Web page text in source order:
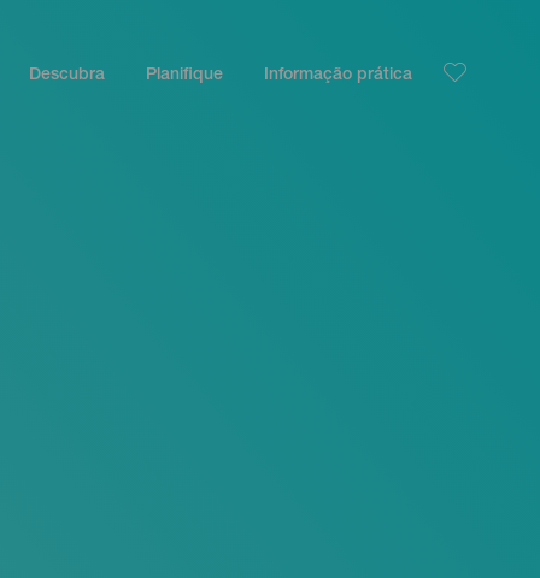
Descubra Planifique Informação prática